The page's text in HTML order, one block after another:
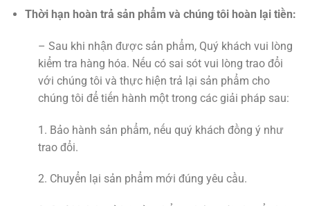
Thời hạn hoàn trả sản phẩm và chúng tôi hoàn lại tiền:
– Sau khi nhận được sản phẩm, Quý khách vui lòng
kiểm tra hàng hóa. Nếu có sai sót vui lòng trao đổi
với chúng tôi và thực hiện trả lại sản phẩm cho
chúng tôi để tiến hành một trong các giải pháp sau:
1. Bảo hành sản phẩm, nếu quý khách đồng ý như
trao đổi.
2. Chuyển lại sản phẩm mới đúng yêu cầu.